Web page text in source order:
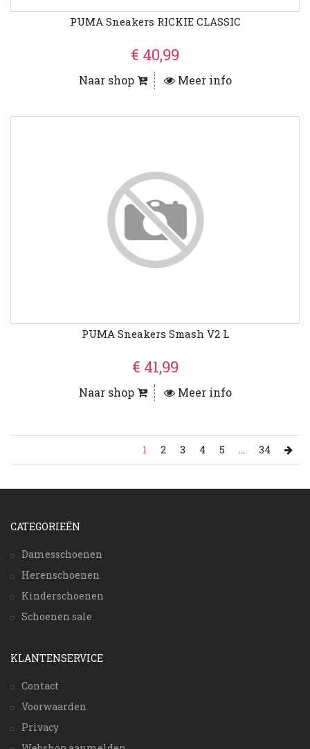
PUMA Sneakers RICKIE CLASSIC
€ 40,99
Naar shop Meer info
PUMA Sneakers Smash V2 L
€ 41,99
Naar shop Meer info
1 2 3 4 5 ... 34
CATEGORIEËN
Damesschoenen
Herenschoenen
Kinderschoenen
Schoenen sale
KLANTENSERVICE
Contact
Voorwaarden
Privacy